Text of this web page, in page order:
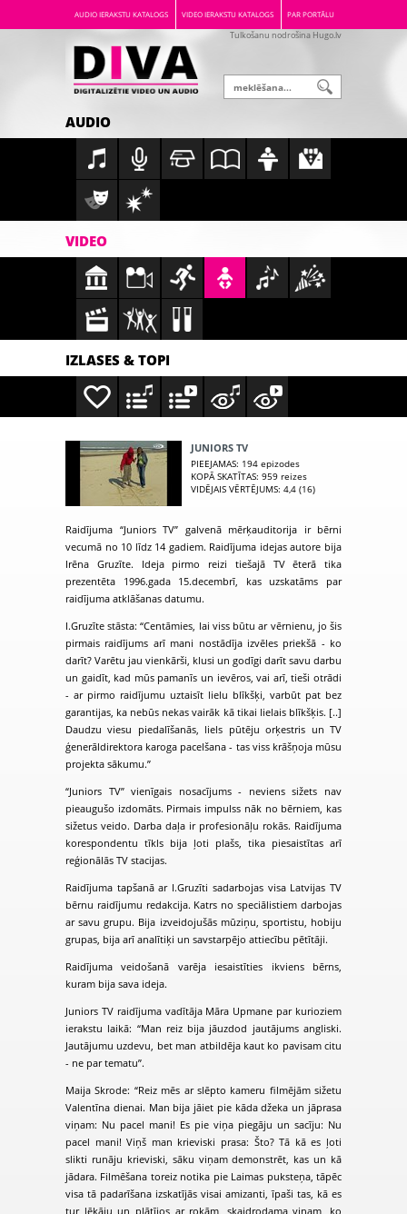
AUDIO IERAKSTU KATALOGS VIDEO IERAKSTU KATALOGS PAR PORTĀLU
Tulkošanu nodrošina Hugo.lv
AUDIO
VIDEO
IZLASES & TOPI
JUNIORS TV
PIEEJAMAS: 194 epizodes
KOPĀ SKATĪTAS: 959 reizes
VIDĒJAIS VĒRTĒJUMS: 4,4 (16)
Raidījuma “Juniors TV” galvenā mērķauditorija ir bērni
vecumā no 10 līdz 14 gadiem. Raidījuma idejas autore bija
Irēna Gruzīte. Ideja pirmo reizi tiešajā TV ēterā tika
prezentēta 1996.gada 15.decembrī, kas uzskatāms par
raidījuma atklāšanas datumu.
I.Gruzīte stāsta: “Centāmies, lai viss būtu ar vērnienu, jo šis
pirmais raidījums arī mani nostādīja izvēles priekšā - ko
darīt? Varētu jau vienkārši, klusi un godīgi darīt savu darbu
un gaidīt, kad mūs pamanīs un ievēros, vai arī, tieši otrādi
- ar pirmo raidījumu uztaisīt lielu blīkšķi, varbūt pat bez
garantijas, ka nebūs nekas vairāk kā tikai lielais blīkšķis. [..]
Daudzu viesu piedalīšanās, liels pūtēju orķestris un TV
ģenerāldirektora karoga pacelšana - tas viss krāšņoja mūsu
projekta sākumu.”
“Juniors TV” vienīgais nosacījums - neviens sižets nav
pieaugušo izdomāts. Pirmais impulss nāk no bērniem, kas
sižetus veido. Darba daļa ir profesionāļu rokās. Raidījuma
korespondentu tīkls bija ļoti plašs, tika piesaistītas arī
reģionālās TV stacijas.
Raidījuma tapšanā ar I.Gruzīti sadarbojas visa Latvijas TV
bērnu raidījumu redakcija. Katrs no speciālistiem darbojas
ar savu grupu. Bija izveidojušās mūziņu, sportistu, hobiju
grupas, bija arī analītiķi un savstarpējo attiecību pētītāji.
Raidījuma veidošanā varēja iesaistīties ikviens bērns,
kuram bija sava ideja.
Juniors TV raidījuma vadītāja Māra Upmane par kurioziem
ierakstu laikā: “Man reiz bija jāuzdod jautājums angliski.
Jautājumu uzdevu, bet man atbildēja kaut ko pavisam citu
- ne par tematu”.
Maija Skrode: “Reiz mēs ar slēpto kameru filmējām sižetu
Valentīna dienai. Man bija jāiet pie kāda džeka un jāprasa
viņam: Nu pacel mani! Es pie viņa piegāju un sacīju: Nu
pacel mani! Viņš man krieviski prasa: Što? Tā kā es ļoti
slikti runāju krieviski, sāku viņam demonstrēt, kas un kā
jādara. Filmēšana toreiz notika pie Laimas puksteņa, tāpēc
visa tā padarīšana izskatījās visai amizanti, īpaši tas, kā es
tur lēkāju un plātījos ar rokām, skaidrodama viņam, ko